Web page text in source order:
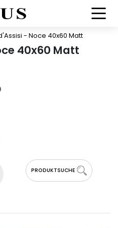
- Noce 40x60 Matt
40x60 Matt
PRODUKTSUCHE